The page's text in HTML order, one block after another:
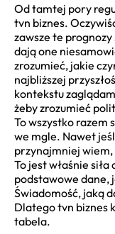
Od tamtej pory
tvn biznes.
zawsze te
dają one
zrozumieć, jakie
najbliższej
kontekstu
żeby zrozumieć
To wszystko razem
we mgle. Nawet
przynajmniej wiem,
To jest właśnie
podstawowe dane,
Świadomość, jaką
Dlatego tvn biznes
tabela.